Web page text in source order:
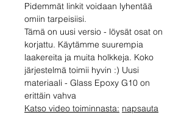
Pidemmät linkit voidaan lyhentää
omiin tarpeisiisi.
Tämä on uusi versio - löysät osat on
korjattu. Käytämme suurempia
laakereita ja muita holkkeja. Koko
järjestelmä toimii hyvin :) Uusi
materiaali - Glass Epoxy G10 on
erittäin vahva
Katso video toiminnasta: napsauta